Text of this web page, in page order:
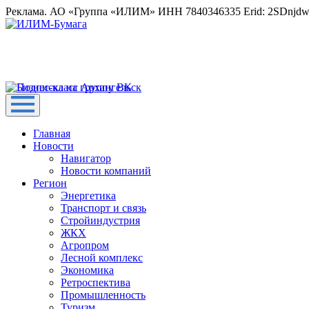
Реклама. АО «Группа «ИЛИМ» ИНН 7840346335 Erid:
Главная
Новости
Навигатор
Новости компаний
Регион
Энергетика
Транспорт и связь
Стройиндустрия
ЖКХ
Агропром
Лесной комплекс
Экономика
Ретроспектива
Промышленность